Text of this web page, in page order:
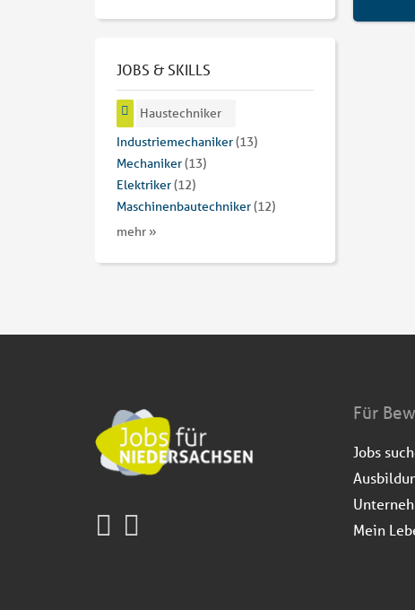
JOBS & SKILLS
Haustechniker
Industriemechaniker(13)
Mechaniker(13)
Elektriker(12)
Maschinenbautechniker(12)
mehr »
Für
Jobs
Mein